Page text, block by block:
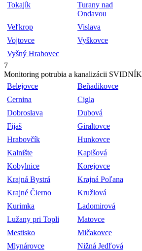
Tokajík
Turany nad
Ondavou
Veľkrop Vislava
Vojtovce
Vyškovce
Vyšný Hrabovec
7
Monitoring potrubia a kanalizácii SVIDNÍK
Belejovce
Beňadikovce
Cernina
Cigla
Dobroslava
Dubová
Fijaš
Giraltovce
Hrabovčík
Hunkovce
Kalnište
Kapišová
Kobylnice
Korejovce
Krajná Bystrá
Krajná Poľana
Krajné Čierno
Kružlová
Kurimka
Ladomirová
Lužany pri Topli
Matovce
Mestisko
Mičakovce
Mlynárovce
Nižná Jedľová